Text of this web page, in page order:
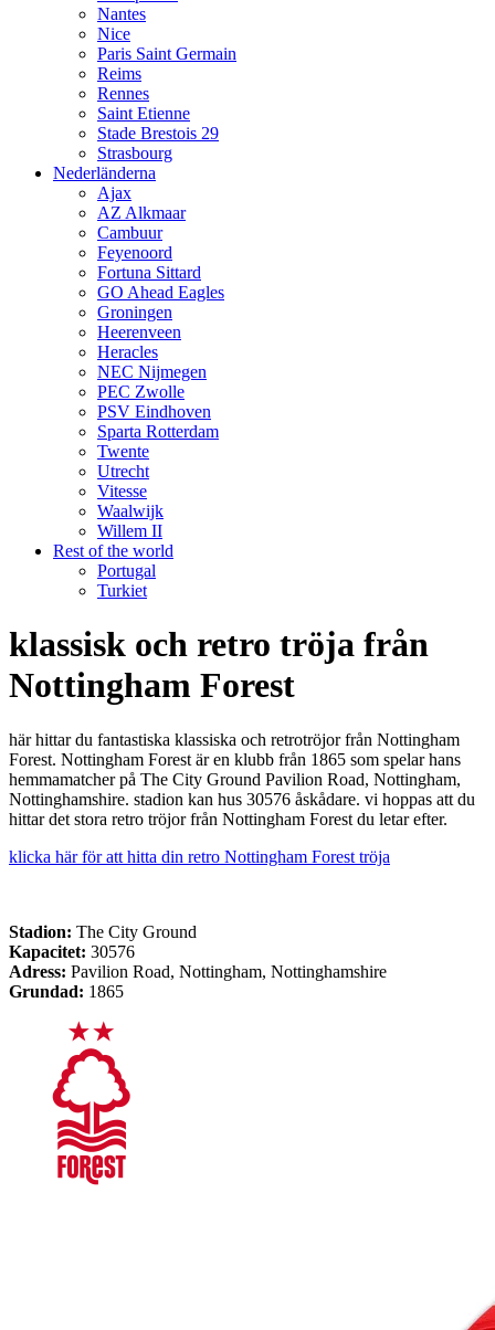
Nantes
Nice
Paris Saint Germain
Reims
Rennes
Saint Etienne
Stade Brestois 29
Strasbourg
Nederländerna
Ajax
AZ Alkmaar
Cambuur
Feyenoord
Fortuna Sittard
GO Ahead Eagles
Groningen
Heerenveen
Heracles
NEC Nijmegen
PEC Zwolle
PSV Eindhoven
Sparta Rotterdam
Twente
Utrecht
Vitesse
Waalwijk
Willem II
Rest of the world
Portugal
Turkiet
klassisk och retro tröja från
Nottingham Forest
här hittar du fantastiska klassiska och retrotröjor från Nottingham
Forest. Nottingham Forest är en klubb från 1865 som spelar hans
hemmamatcher på The City Ground Pavilion Road, Nottingham,
Nottinghamshire. stadion kan hus 30576 åskådare. vi hoppas att du
hittar det stora retro tröjor från Nottingham Forest du letar efter.
klicka här för att hitta din retro Nottingham Forest tröja
Stadion: The City Ground
Kapacitet: 30576
Adress: Pavilion Road, Nottingham, Nottinghamshire
Grundad: 1865